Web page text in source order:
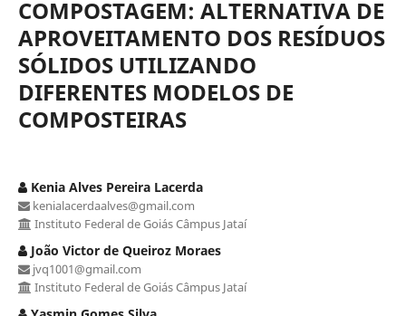
COMPOSTAGEM: ALTERNATIVA DE
APROVEITAMENTO DOS RESÍDUOS
SÓLIDOS UTILIZANDO
DIFERENTES MODELOS DE
COMPOSTEIRAS
Kenia Alves Pereira Lacerda
kenialacerdaalves@gmail.com
Instituto Federal de Goiás Câmpus Jataí
João Victor de Queiroz Moraes
jvq1001@gmail.com
Instituto Federal de Goiás Câmpus Jataí